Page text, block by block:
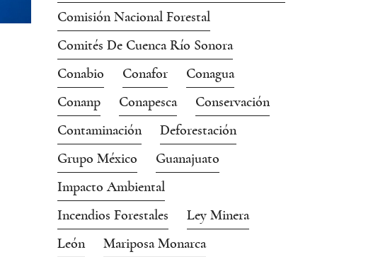
Comisión Nacional Forestal
Comités De Cuenca Río Sonora
Conabio
Conafor
Conagua
Conanp
Conapesca
Conservación
Contaminación
Deforestación
Grupo México
Guanajuato
Impacto Ambiental
Incendios Forestales
Ley Minera
León
Mariposa Monarca